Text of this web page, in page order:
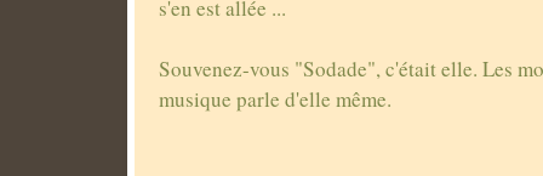
s'en est allée ...
Souvenez-vous "Sodade", c'était elle. Les
musique parle d'elle même.